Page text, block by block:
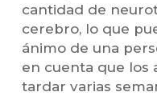
cantidad de
cerebro, lo que
ánimo de una
en cuenta que los
tardar varias